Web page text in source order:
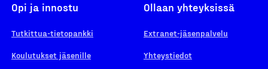
Opi ja innostu
Tutkittua-tietopankki
Koulutukset jäsenille
Ollaan yhteyksissä
Extranet-jäsenpalvelu
Yhteystiedot